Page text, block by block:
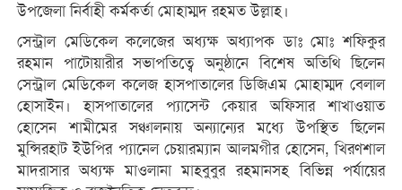
উপজেলা নির্বাহী কর্মকর্তা মোহাম্মদ রহমত উল্লাহ।
সেন্ট্রাল মেডিকেল কলেজের অধ্যক্ষ অধ্যাপক ডাঃ মোঃ শফিকুর
রহমান পাটোয়ারীর সভাপতিত্বে অনুষ্ঠানে বিশেষ অতিথি ছিলেন
সেন্ট্রাল মেডিকেল কলেজ হাসপাতালের ডিজিএম মোহাম্মদ বেলাল
হোসাইন। হাসপাতালের প্যাসেন্ট কেয়ার অফিসার শাখাওয়াত
হোসেন শামীমের সঞ্চালনায় অন্যান্যের মধ্যে উপস্থিত ছিলেন
মুন্সিরহাট ইউপির প্যানেল চেয়ারম্যান আলমগীর হোসেন, খিরণশাল
মাদরাসার অধ্যক্ষ মাওলানা মাহবুবুর রহমানসহ বিভিন্ন পর্যায়ের